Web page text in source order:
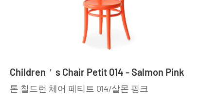
Children＇s Chair Petit 014 - Salmon Pink
톤 칠드런 체어 페티트 014/살몬 핑크